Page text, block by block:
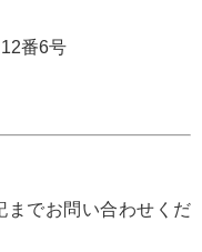
番6号
までお問い合わせくだ